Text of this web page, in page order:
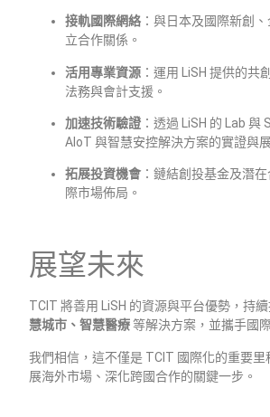
接軌國際網絡 ：與日本及國際新創
立合作關係。
活用專業資源 ：運用 LiSH 提供的共
法務與會計支援。
加速技術驗證 ：透過 LiSH 的 Lab
AIoT 與智慧安控解決方案的實證與
拓展投資機會 ：鏈結創投基金及潛
際市場佈局。
展望未來
TCIT 將善用 LiSH 的資源與平台優勢，持
慧城市、智慧醫療等解決方案，並攜手國
我們相信，這不僅是 TCIT 國際化的重要
展海外市場、深化跨國合作的關鍵一步。